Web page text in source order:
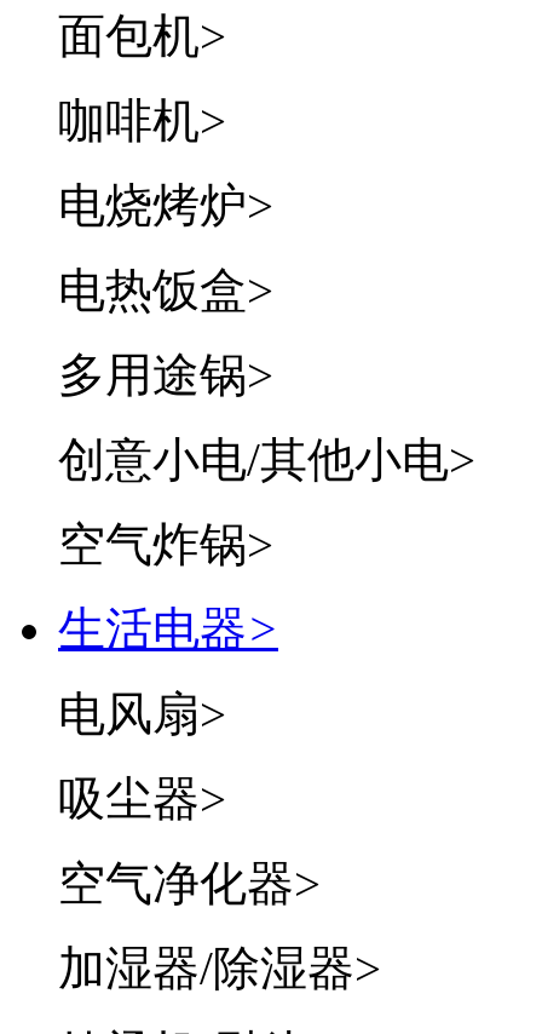
面包机>
咖啡机>
电烧烤炉>
电热饭盒>
多用途锅>
创意小电/其他小电>
空气炸锅>
生活电器>
电风扇>
吸尘器>
空气净化器>
加湿器/除湿器>